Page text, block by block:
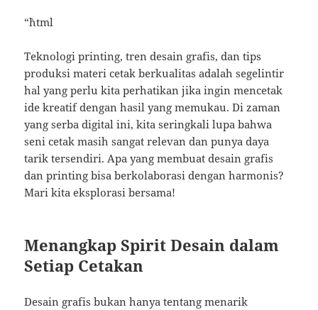
“`html
Teknologi printing, tren desain grafis, dan tips
produksi materi cetak berkualitas adalah segelintir
hal yang perlu kita perhatikan jika ingin mencetak
ide kreatif dengan hasil yang memukau. Di zaman
yang serba digital ini, kita seringkali lupa bahwa
seni cetak masih sangat relevan dan punya daya
tarik tersendiri. Apa yang membuat desain grafis
dan printing bisa berkolaborasi dengan harmonis?
Mari kita eksplorasi bersama!
Menangkap Spirit Desain dalam
Setiap Cetakan
Desain grafis bukan hanya tentang menarik